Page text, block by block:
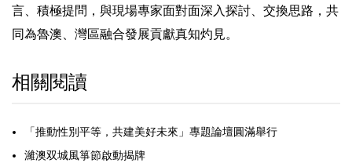
言、積極提問，與現場專家面對面深入探討、交換思路，共
同為魯澳、灣區融合發展貢獻真知灼見。
相關閱讀
「推動性別平等，共建美好未來」專題論壇圓滿舉行
濰澳双城風箏節啟動揭牌